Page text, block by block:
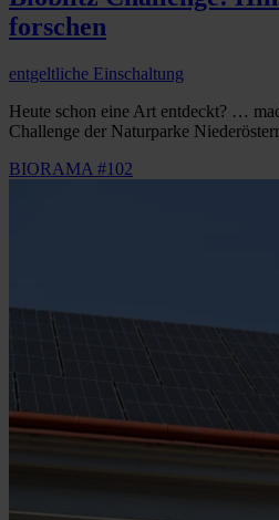
forschen
entgeltliche Einschaltung
Heute schon eine Art entdeckt? …
Challenge der Naturparke
BIORAMA #102